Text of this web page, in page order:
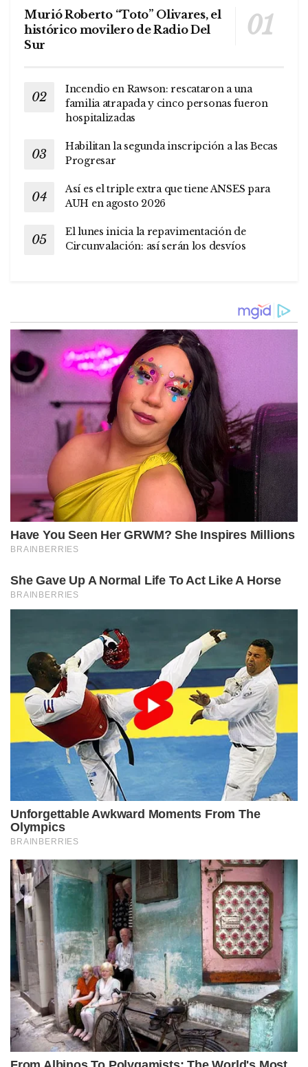
Murió Roberto “Toto” Olivares, el
histórico movilero de Radio Del
Sur
Incendio en Rawson: rescataron a una
familia atrapada y cinco personas fueron
hospitalizadas
Habilitan la segunda inscripción a las Becas
Progresar
Así es el triple extra que tiene ANSES para
AUH en agosto 2026
El lunes inicia la repavimentación de
Circunvalación: así serán los desvíos